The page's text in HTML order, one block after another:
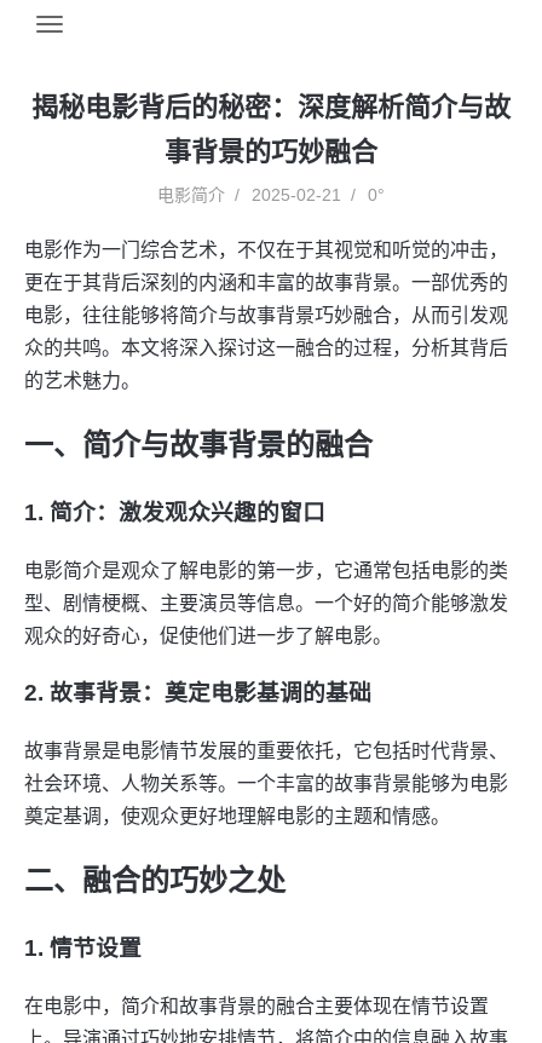
揭秘电影背后的秘密：深度解析简介与故
事背景的巧妙融合
电影简介 2025-02-21 0°
电影作为一门综合艺术，不仅在于其视觉和听觉的冲击，
更在于其背后深刻的内涵和丰富的故事背景。一部优秀的
电影，往往能够将简介与故事背景巧妙融合，从而引发观
众的共鸣。本文将深入探讨这一融合的过程，分析其背后
的艺术魅力。
一、简介与故事背景的融合
1. 简介：激发观众兴趣的窗口
电影简介是观众了解电影的第一步，它通常包括电影的类
型、剧情梗概、主要演员等信息。一个好的简介能够激发
观众的好奇心，促使他们进一步了解电影。
2. 故事背景：奠定电影基调的基础
故事背景是电影情节发展的重要依托，它包括时代背景、
社会环境、人物关系等。一个丰富的故事背景能够为电影
奠定基调，使观众更好地理解电影的主题和情感。
二、融合的巧妙之处
1. 情节设置
在电影中，简介和故事背景的融合主要体现在情节设置
上。导演通过巧妙地安排情节，将简介中的信息融入故事